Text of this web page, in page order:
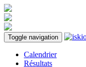
Toggle navigation
Calendrier
Résultats